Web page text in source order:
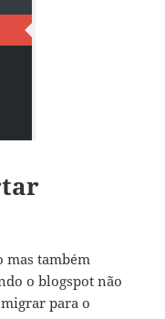
mas também
o blogspot não
para o